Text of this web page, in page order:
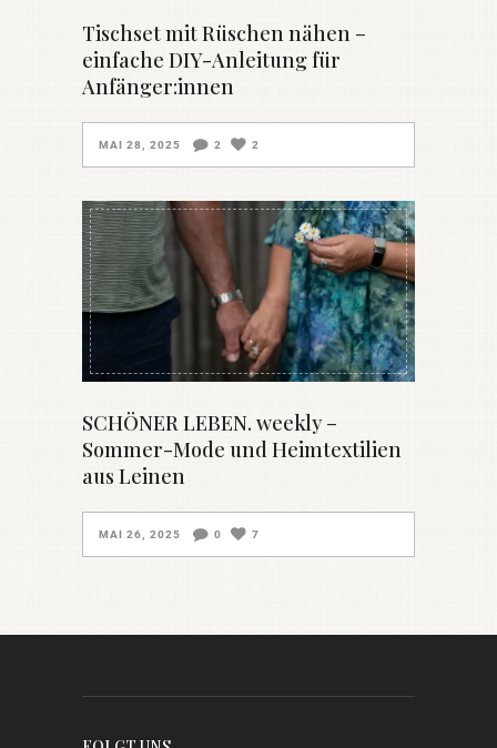
Tischset mit Rüschen nähen –
einfache DIY-Anleitung für
Anfänger:innen
MAI 28, 2025 2 2
SCHÖNER LEBEN. weekly –
Sommer-Mode und Heimtextilien
aus Leinen
MAI 26, 2025 0 7